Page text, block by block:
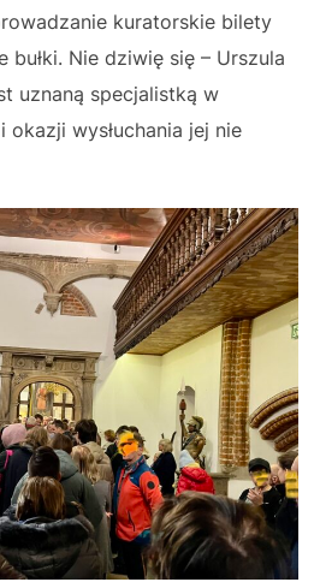
kuratorskie bilety
bułki. Nie dziwię się – Urszula
uznaną specjalistką w
wysłuchania jej nie